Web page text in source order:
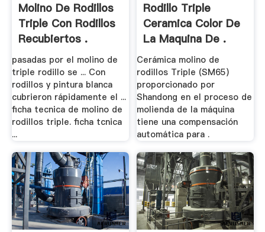
Molino De Rodillos
Triple Con Rodillos
Recubiertos .
pasadas por el molino de
triple rodillo se ... Con
rodillos y pintura blanca
cubrieron rápidamente el ...
ficha tecnica de molino de
rodillos triple. ficha tcnica
...
Rodillo Triple
Ceramica Color De
La Maquina De .
Cerámica molino de
rodillos Triple (SM65)
proporcionado por
Shandong en el proceso de
molienda de la máquina
tiene una compensación
automática para .